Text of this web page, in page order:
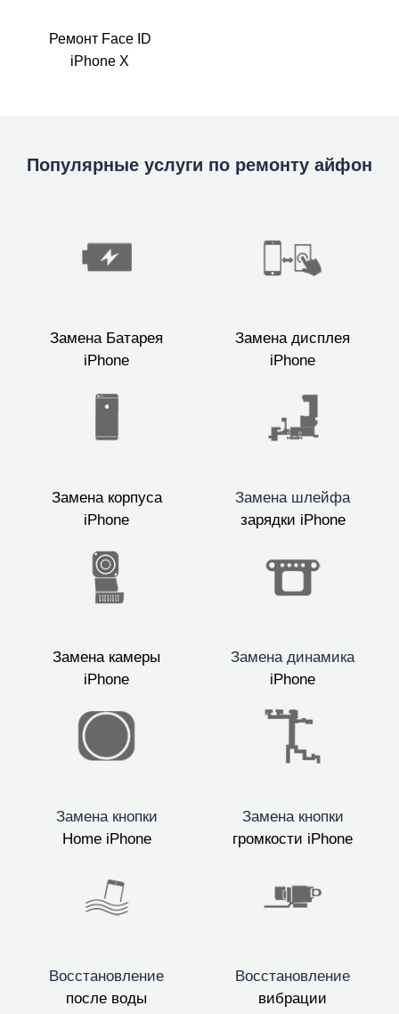
Ремонт Face ID
iPhone X
Популярные услуги по ремонту айфон
Замена Батарея
iPhone
Замена дисплея
iPhone
Замена корпуса
iPhone
Замена шлейфа
зарядки iPhone
Замена камеры
iPhone
Замена динамика
iPhone
Замена кнопки
Home iPhone
Замена кнопки
громкости iPhone
Восстановление
после воды
Восстановление
вибрации